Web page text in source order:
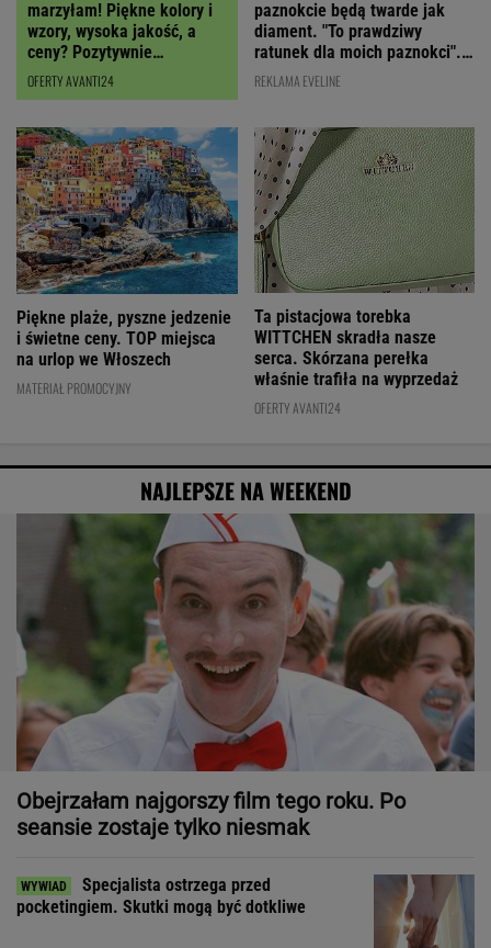
marzyłam! Piękne kolory i
wzory, wysoka jakość, a
ceny? Pozytywnie
zaskakują!
OFERTY AVANTI24
paznokcie będą twarde jak
diament. "To prawdziwy
ratunek dla moich paznokci".
Cena? Niska!
REKLAMA EVELINE
Piękne plaże, pyszne jedzenie
i świetne ceny. TOP miejsca
na urlop we Włoszech
MATERIAŁ PROMOCYJNY
Ta pistacjowa torebka
WITTCHEN skradła nasze
serca. Skórzana perełka
właśnie trafiła na wyprzedaż
OFERTY AVANTI24
NAJLEPSZE NA WEEKEND
Obejrzałam najgorszy film tego roku. Po
seansie zostaje tylko niesmak
Specjalista ostrzega przed
pocketingiem. Skutki mogą być dotkliwe